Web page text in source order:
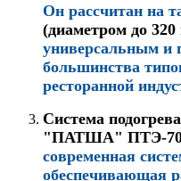
Он рассчитан на
(диаметром до
универсальным и
большинства
ресторанной
Система подогрева
"ПАТША" ПТЭ-
современная
обеспечивающая